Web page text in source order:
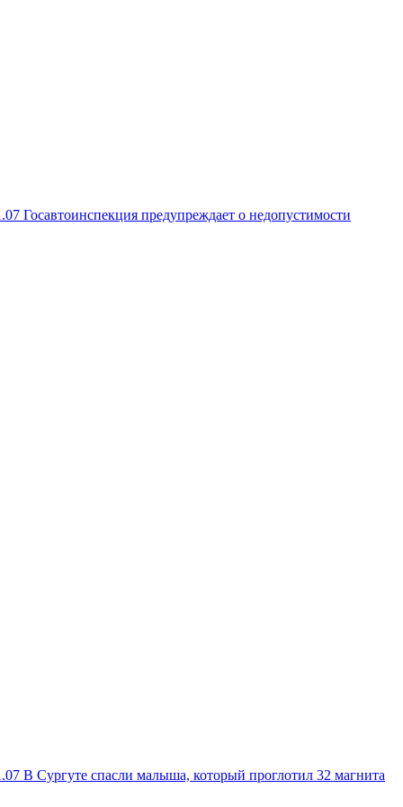
Госавтоинспекция предупреждает о недопустимости
В Сургуте спасли малыша, который проглотил 32 магнита